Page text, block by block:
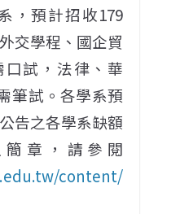
，預計招收179
交學程、國企貿
試，法律、華
筆試。各學系預
告之各學系缺額
章，請參閱
content/